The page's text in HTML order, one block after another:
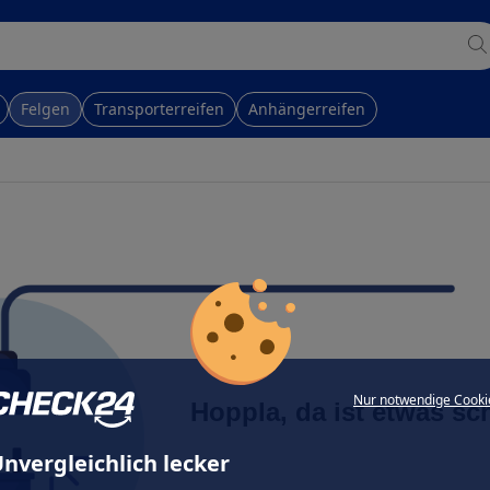
Nur notwendige
lecker
Felgen Transporterreifen Anhängerreifen
Hoppla, da ist etwas